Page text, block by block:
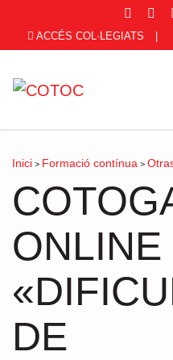
ACCÉS COL·LEGIATS
Inici > Formació contínua >
ONLINE
DE